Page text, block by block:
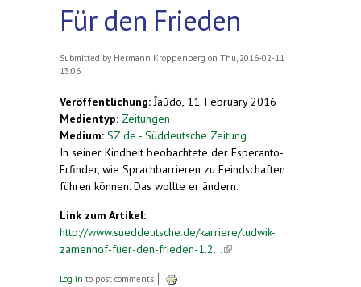
Für den Frieden
Submitted by Hermann Kroppenberg on Thu, 2016-02-11
13:06
Veröffentlichung: Ĵaŭdo, 11. February 2016
Medientyp: Zeitungen
Medium: SZ.de - Süddeutsche Zeitung
In seiner Kindheit beobachtete der Esperanto-
Erfinder, wie Sprachbarrieren zu Feindschaften
führen können. Das wollte er ändern.
Link zum Artikel:
http://www.sueddeutsche.de/karriere/ludwik-
zamenhof-fuer-den-frieden-1.2...(link is external)
Log in to post comments